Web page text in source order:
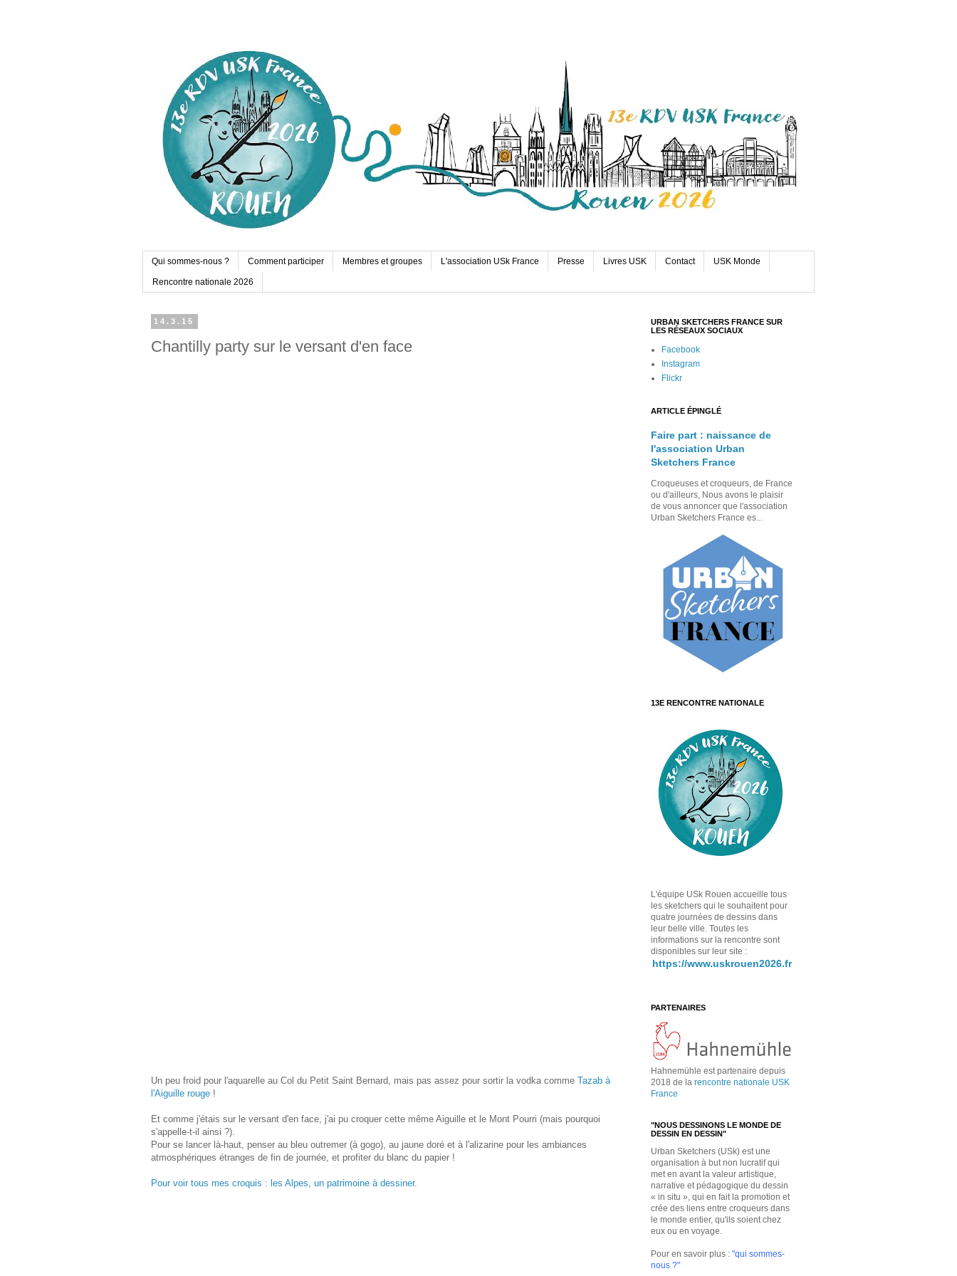
Qui sommes-nous ? Comment participer Membres et groupes L'association USk France Presse Livres USK Contact USK Monde
Rencontre nationale 2026
14.3.15
Chantilly party sur le versant d'en face
Un peu froid pour l'aquarelle au Col du Petit Saint Bernard, mais pas assez pour sortir la vodka comme Tazab à
l'Aiguille rouge !
Et comme j'étais sur le versant d'en face, j'ai pu croquer cette même Aiguille et le Mont Pourri (mais pourquoi
s'appelle-t-il ainsi ?).
Pour se lancer là-haut, penser au bleu outremer (à gogo), au jaune doré et à l'alizarine pour les ambiances
atmosphériques étranges de fin de journée, et profiter du blanc du papier !
Pour voir tous mes croquis : les Alpes, un patrimoine à dessiner.
URBAN SKETCHERS FRANCE SUR
LES RÉSEAUX SOCIAUX
Facebook
Instagram
Flickr
ARTICLE ÉPINGLÉ
Faire part : naissance de
l'association Urban
Sketchers France
Croqueuses et croqueurs, de France
ou d'ailleurs, Nous avons le plaisir
de vous annoncer que l'association
Urban Sketchers France es...
13E RENCONTRE NATIONALE
L'équipe USk Rouen accueille tous
les sketchers qui le souhaitent pour
quatre journées de dessins dans
leur belle ville. Toutes les
informations sur la rencontre sont
disponibles sur leur site :
https://www.uskrouen2026.fr
PARTENAIRES
Hahnemühle est partenaire depuis
2018 de la rencontre nationale USK
France
"NOUS DESSINONS LE MONDE DE
DESSIN EN DESSIN"
Urban Sketchers (USk) est une
organisation à but non lucratif qui
met en avant la valeur artistique,
narrative et pédagogique du dessin
« in situ », qui en fait la promotion et
crée des liens entre croqueurs dans
le monde entier, qu'ils soient chez
eux ou en voyage.
Pour en savoir plus : "qui sommes-
nous ?"